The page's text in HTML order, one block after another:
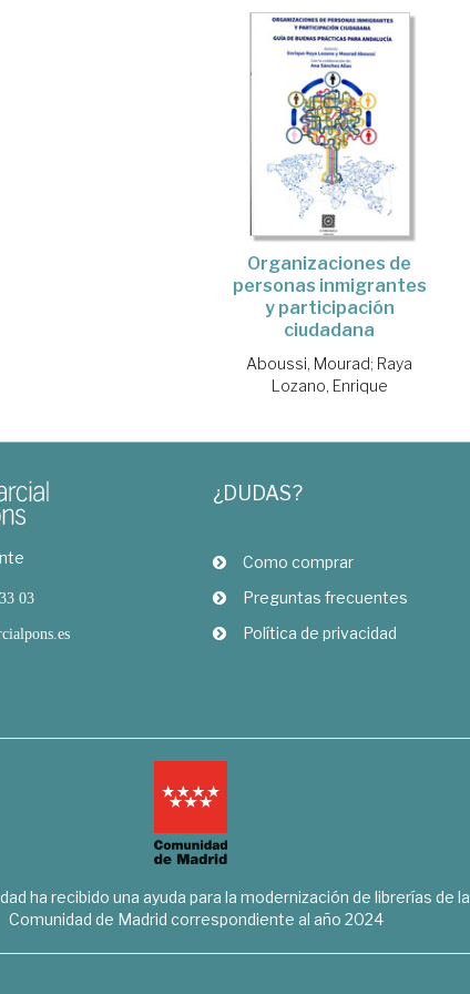
Organizaciones de
personas inmigrantes
y participación
ciudadana
Aboussi, Mourad; Raya
Lozano, Enrique
03
¿DUDAS?
Como comprar
Preguntas frecuentes
Política de privacidad
ha recibido una ayuda para la modernización de librerías de la
Comunidad de Madrid correspondiente al año 2024